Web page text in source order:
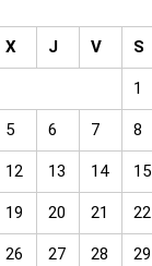
X J V S
1
5 6 7 8
12 13 14 15
19 20 21 22
26 27 28 29